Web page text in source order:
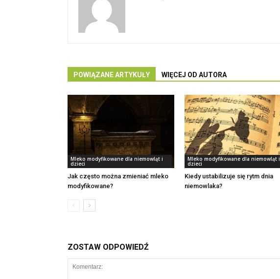
POWIĄZANE ARTYKUŁY WIĘCEJ OD AUTORA
Mleko modyfikowane dla niemowląt i
dzieci
Jak często można zmieniać mleko
modyfikowane?
Mleko modyfikowane dla niemowląt i
dzieci
Kiedy ustabilizuje się rytm dnia
niemowlaka?
ZOSTAW ODPOWIEDŹ